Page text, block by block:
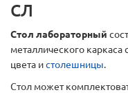
СЛ
Стол лабораторный
металлического
цвета истолешницы.
Стол может